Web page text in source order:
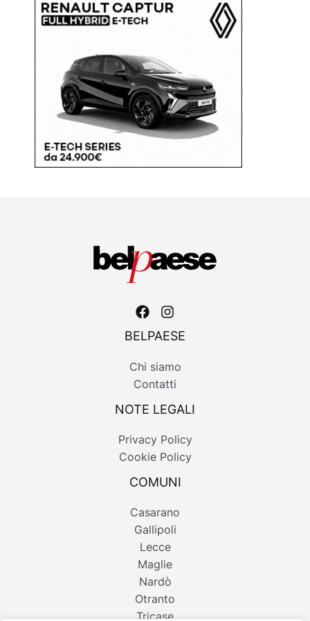
BELPAESE
Chi siamo
Contatti
NOTE LEGALI
Privacy Policy
Cookie Policy
COMUNI
Casarano
Gallipoli
Lecce
Maglie
Nardò
Otranto
Tricase